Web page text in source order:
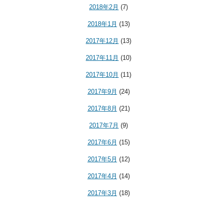
2018年2月 (7)
2018年1月 (13)
2017年12月 (13)
2017年11月 (10)
2017年10月 (11)
2017年9月 (24)
2017年8月 (21)
2017年7月 (9)
2017年6月 (15)
2017年5月 (12)
2017年4月 (14)
2017年3月 (18)